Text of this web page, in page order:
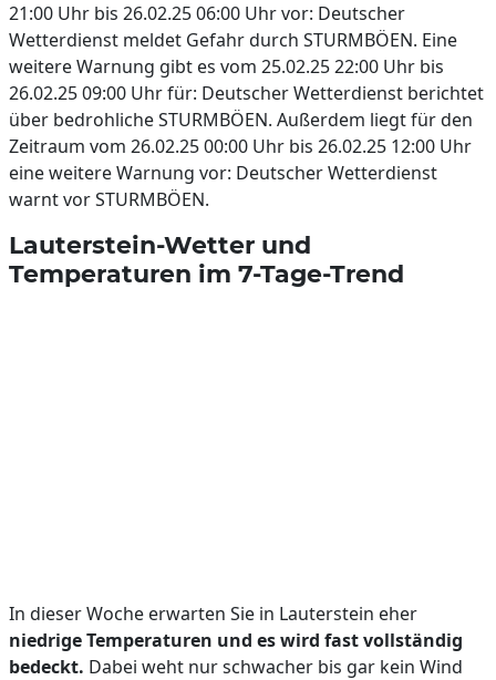
21:00 Uhr bis 26.02.25 06:00 Uhr vor: Deutscher
Wetterdienst meldet Gefahr durch STURMBÖEN. Eine
weitere Warnung gibt es vom 25.02.25 22:00 Uhr bis
26.02.25 09:00 Uhr für: Deutscher Wetterdienst berichtet
über bedrohliche STURMBÖEN. Außerdem liegt für den
Zeitraum vom 26.02.25 00:00 Uhr bis 26.02.25 12:00 Uhr
eine weitere Warnung vor: Deutscher Wetterdienst
warnt vor STURMBÖEN.
Lauterstein-Wetter und
Temperaturen im 7-Tage-Trend
In dieser Woche erwarten Sie in Lauterstein eher
niedrige Temperaturen und es wird fast vollständig
bedeckt. Dabei weht nur schwacher bis gar kein Wind